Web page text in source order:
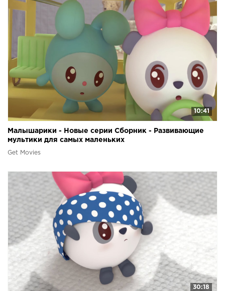
10:41
Малышарики - Новые серии Сборник - Развивающие
мультики для самых маленьких
Get Movies
30:18